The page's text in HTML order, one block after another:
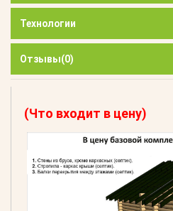
Технологии
Отзывы(0)
(Что входит в цену)